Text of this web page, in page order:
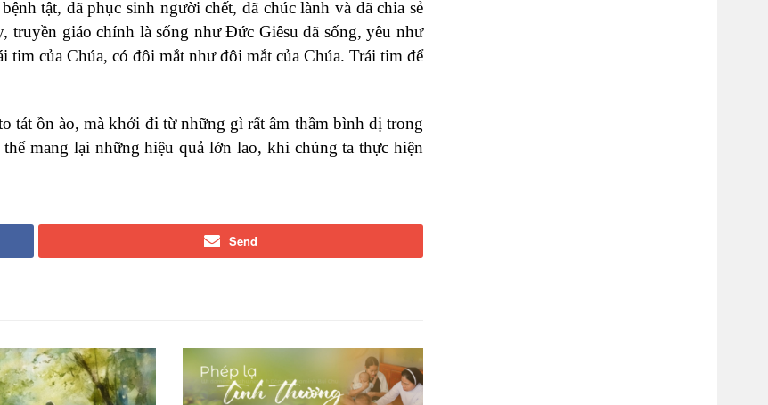
tật, đã phục sinh người chết, đã chúc lành và đã chia sẻ
giáo chính là sống như Đức Giêsu đã sống, yêu như
của Chúa, có đôi mắt như đôi mắt của Chúa. Trái tim để
tát ồn ào, mà khởi đi từ những gì rất âm thầm bình dị trong
mang lại những hiệu quả lớn lao, khi chúng ta thực hiện
Send